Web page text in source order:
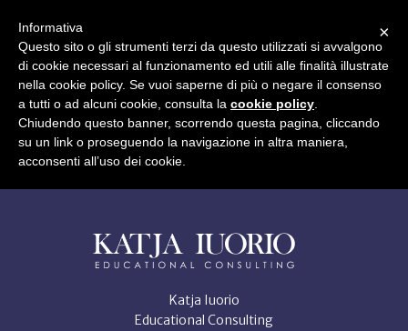
IT
Katja Iuorio
Educational Consulting
×
Informativa
Questo sito o gli strumenti terzi da questo utilizzati si avvalgono
di cookie necessari al funzionamento ed utili alle finalità illustrate
nella cookie policy. Se vuoi saperne di più o negare il consenso
a tutti o ad alcuni cookie, consulta la cookie policy
Chiudendo questo banner, scorrendo questa pagina, cliccando
su un link o proseguendo la navigazione in altra maniera,
acconsenti all’uso dei cookie.